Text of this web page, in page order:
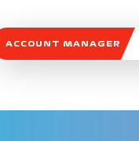
ACCOUNT MANAGER